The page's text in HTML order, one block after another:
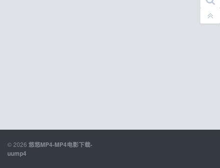
© 2026 悠悠MP4-MP4电影下载-
uump4